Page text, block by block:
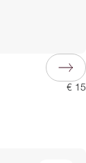
€ 15